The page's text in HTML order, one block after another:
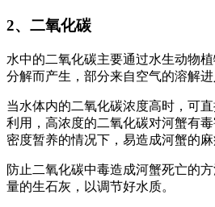
2、二氧化碳
水中的二氧化碳主要通过水生动物
分解而产生，部分来自空气的溶解进
当水体内的二氧化碳浓度高时，可
利用，高浓度的二氧化碳对河蟹有
密度暂养的情况下，易造成河蟹的麻
防止二氧化碳中毒造成河蟹死亡的
量的生石灰，以调节好水质。